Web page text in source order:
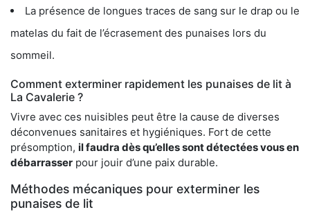
La présence de longues traces de sang sur le drap ou le
matelas du fait de l’écrasement des punaises lors du
sommeil.
Comment exterminer rapidement les punaises de lit à
La Cavalerie ?
Vivre avec ces nuisibles peut être la cause de diverses
déconvenues sanitaires et hygiéniques. Fort de cette
présomption, il faudra dès qu’elles sont détectées vous en
débarrasser pour jouir d’une paix durable.
Méthodes mécaniques pour exterminer les
punaises de lit